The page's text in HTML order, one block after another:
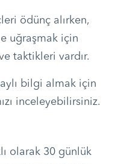
ödünç alırken,
uğraşmak için
taktikleri vardır.
bilgi almak için
inceleyebilirsiniz.
olarak 30 günlük